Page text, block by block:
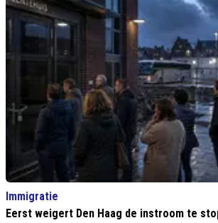
Immigratie
Eerst weigert Den Haag de instroom te